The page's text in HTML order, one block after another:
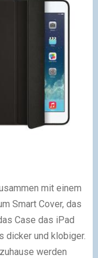
mit einem
Smart Cover, das
Case das iPad
dicker und klobiger.
werden